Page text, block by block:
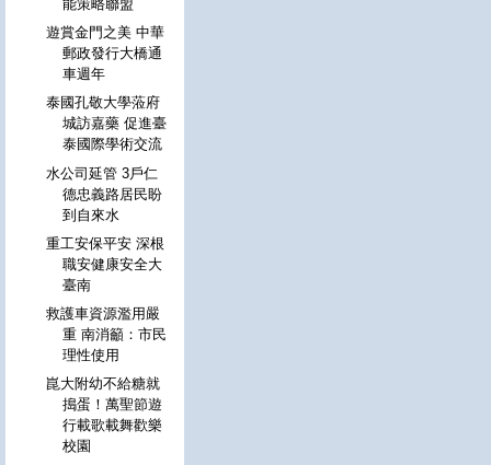
能策略聯盟
遊賞金門之美 中華
郵政發行大橋通
車週年
泰國孔敬大學蒞府
城訪嘉藥 促進臺
泰國際學術交流
水公司延管 3戶仁
德忠義路居民盼
到自來水
重工安保平安 深根
職安健康安全大
臺南
救護車資源濫用嚴
重 南消籲：市民
理性使用
崑大附幼不給糖就
搗蛋！萬聖節遊
行載歌載舞歡樂
校園